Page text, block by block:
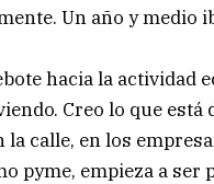
Un año y medio
hacia la actividad
Creo lo que está
la calle, en los
pyme, empieza a ser